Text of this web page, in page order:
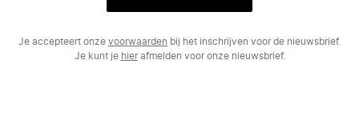
Je accepteert onze voorwaarden bij het inschrijven voor de nieuwsbrief.
Je kunt je hierafmelden voor onze nieuwsbrief.